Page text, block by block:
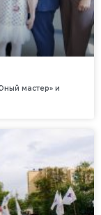
мастер» и